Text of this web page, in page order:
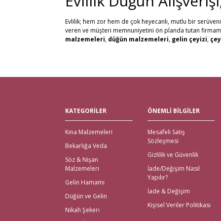
Evlilik; hem zor hem de çok heyecanlı, mutlu bir
veren ve müşteri memnuniyetini ön planda tutan
malzemeleri, düğün malzemeleri, gelin çeyizi,
olanaklarımızla müşteri memnuniyetini en üst
Nikah Şekeri ve En
için en doğru adres elbette
için kapıda ödeme imkanı ile beraber yalnızca çeyiz
bekarlığa veda partisi malzemeleriiçin de kapıda
içinde teslimat yapılmaktadır.
İhtiyacınız Olan Tüm
Gelince Alışveriş üzerinden ihtiyacınız olan tüm kına
kına kutuları, ekonomik setler, mezuniyet kına gecesi,
En Eğlenceli Bekarlığa
KATEGORİLER
Kına Malzemeleri
Bekarlığa Veda
Söz & Nişan
Malzemeleri
Gelin Hamamı
Düğün ve Gelin
Nikah Şekeri
ÖNEMLİ BİLGİLER
Mesafeli Satış
Sözleşmesi
Gizlilik ve Güvenlik
İade/Değişim Nasıl
Yapılır?
İade & Değişim
Kişisel Veriler Politikası